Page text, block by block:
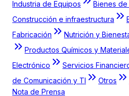
Industria de Equipos
Bienes de
Construcción e infraestructura
Fabricación
Nutrición y
Productos Químicos y
Electrónico
Servicios
de Comunicación y TI
Otros
Nota de Prensa